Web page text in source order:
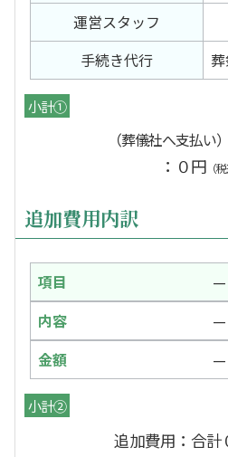
運営スタッフ
手続き代行
小計①
（葬儀社へ支払い
：０円 （
追加費用内訳
—
—
—
小計②
追加費用：合計